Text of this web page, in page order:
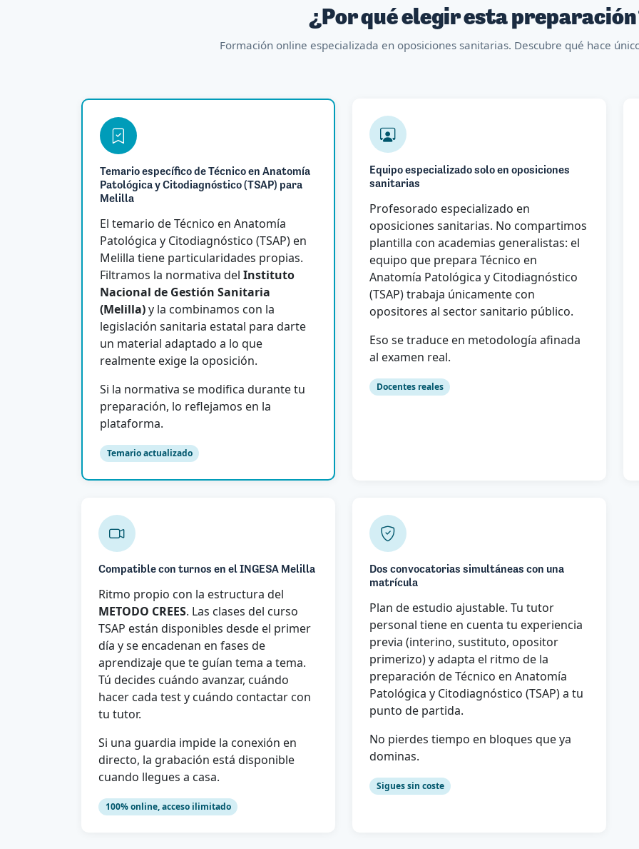
¿Por qué elegir esta
Formación online especializada en oposiciones sanitarias. Descubre qué hace
Temario específico de Técnico en Anatomía
Patológica y Citodiagnóstico (TSAP) para
Melilla
El temario de Técnico en Anatomía
Patológica y Citodiagnóstico (TSAP) en
Melilla tiene particularidades propias.
Filtramos la normativa del Instituto
Nacional de Gestión Sanitaria
(Melilla)y la combinamos con la
legislación sanitaria estatal para darte
un material adaptado a lo que
realmente exige la oposición.
Si la normativa se modifica durante tu
preparación, lo reflejamos en la
plataforma.
Temario actualizado
Equipo especializado solo en oposiciones
sanitarias
Profesorado especializado en
oposiciones sanitarias. No compartimos
plantilla con academias generalistas: el
equipo que prepara Técnico en
Anatomía Patológica y Citodiagnóstico
(TSAP) trabaja únicamente con
opositores al sector sanitario público.
Eso se traduce en metodología afinada
al examen real.
Docentes reales
Compatible con turnos en el INGESA Melilla
Ritmo propio con la estructura del
METODO CREES. Las clases del curso
TSAP están disponibles desde el primer
día y se encadenan en fases de
aprendizaje que te guían tema a tema.
Tú decides cuándo avanzar, cuándo
hacer cada test y cuándo contactar con
tu tutor.
Si una guardia impide la conexión en
directo, la grabación está disponible
cuando llegues a casa.
100% online, acceso ilimitado
Dos convocatorias simultáneas con una
matrícula
Plan de estudio ajustable. Tu tutor
personal tiene en cuenta tu experiencia
previa (interino, sustituto, opositor
primerizo) y adapta el ritmo de la
preparación de Técnico en Anatomía
Patológica y Citodiagnóstico (TSAP) a tu
punto de partida.
No pierdes tiempo en bloques que ya
dominas.
Sigues sin coste